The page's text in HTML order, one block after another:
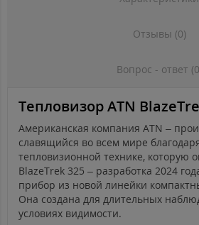
Отзывы (0)
Вопрос - ответ
Тепловизор ATN
Американская компания ATN –
славящийся во всем мире
тепловизионной технике, которую
BlazeTrek 325 – разработка 2024
прибор из новой линейки
Она создана для длительных
условиях видимости.